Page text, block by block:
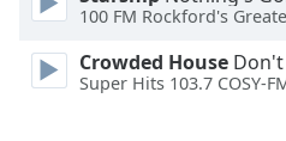
Family
100 FM Rockford's
Crowded House
Super Hits 103.7 COSY-